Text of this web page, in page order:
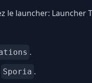
le launcher: Launcher
.
Sporia .